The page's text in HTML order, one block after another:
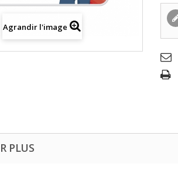
Agrandir l'image
PLUS